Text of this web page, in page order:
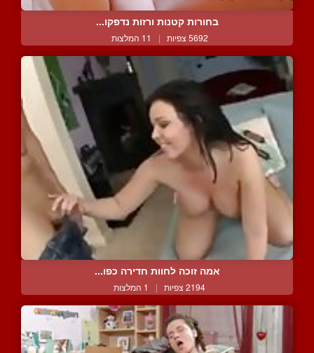
בחורות קטנות ורזות נדפקו...
5692 צפיות | 11 המלצות
אמה זוכה לחוות חדירה כפו...
2194 צפיות | 1 המלצות